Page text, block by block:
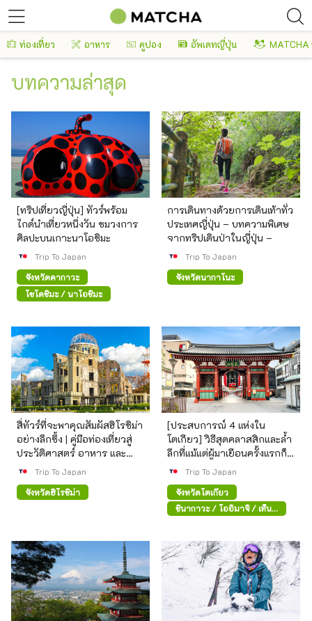
ท่องเที่ยว อาหาร คูปอง อัพเดทญี่ปุ่น
บทความล่าสุด
[ทริปเที่ยวญี่ปุ่น] ทัวร์พร้อม
ไกด์นำเที่ยวหนึ่งวัน ชมวงการ
ศิลปะบนเกาะนาโอชิมะ
Trip To Japan
จังหวัดคากาวะ
โชโดชิมะ / นาโอชิมะ
การเดินทางด้วยการเดินเท้าทั่ว
ประเทศญี่ปุ่น – บทความพิเศษ
จากทริปเดินป่าในญี่ปุ่น –
Trip To Japan
จังหวัดนากาโนะ
สี่ทัวร์ที่จะพาคุณสัมผัสฮิโรชิม่า
อย่างลึกซึ้ง | คู่มือท่องเที่ยวสู่
ประวัติศาสตร์ อาหาร และ
วัฒนธรรม
Trip To Japan
จังหวัดฮิโรชิม่า
[ประสบการณ์ 4 แห่งใน
โตเกียว] วิธีสุดคลาสสิกและล้ำ
ลึกที่แม้แต่ผู้มาเยือนครั้งแรกก็
เพลิดเพลินได้
Trip To Japan
จังหวัดโตเกียว
ชินากาวะ / โออิมาจิ / เท็น
โนซุ